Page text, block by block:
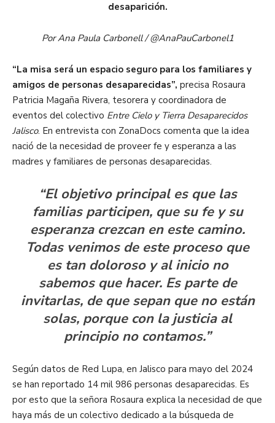
desaparición.
Por Ana Paula Carbonell / @AnaPauCarbonel1
“La misa será un espacio seguro para los familiares y
amigos de personas desaparecidas”, precisa Rosaura
Patricia Magaña Rivera, tesorera y coordinadora de
eventos del colectivo Entre Cielo y Tierra Desaparecidos
Jalisco. En entrevista con ZonaDocs comenta que la idea
nació de la necesidad de proveer fe y esperanza a las
madres y familiares de personas desaparecidas.
“El objetivo principal es que las
familias participen, que su fe y su
esperanza crezcan en este camino.
Todas venimos de este proceso que
es tan doloroso y al inicio no
sabemos que hacer. Es parte de
invitarlas, de que sepan que no están
solas, porque con la justicia al
principio no contamos.”
Según datos de Red Lupa, en Jalisco para mayo del 2024
se han reportado 14 mil 986 personas desaparecidas. Es
por esto que la señora Rosaura explica la necesidad de que
haya más de un colectivo dedicado a la búsqueda de